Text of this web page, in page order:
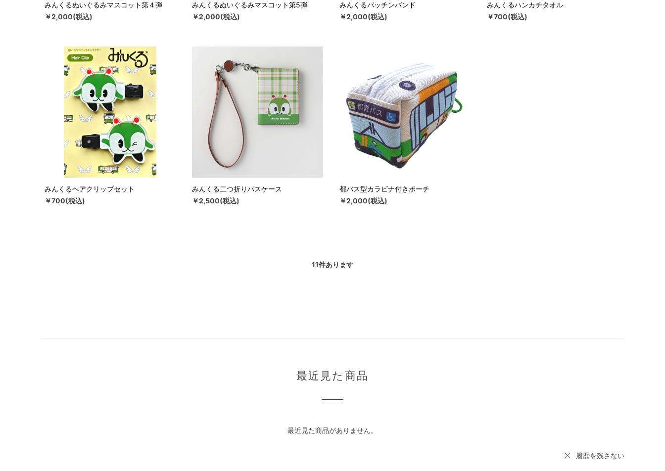
みんくるぬいぐるみマスコット第４弾
￥2,000(税込)
みんくるぬいぐるみマスコット第5弾
￥2,000(税込)
みんくるパッチンバンド
￥2,000(税込)
みんくるハンカチタオル
￥700(税込)
みんくるヘアクリップセット
￥700(税込)
みんくる二つ折りパスケース
￥2,500(税込)
都バス型カラビナ付きポーチ
￥2,000(税込)
11件あります
最近見た商品
最近見た商品がありません。
履歴を残さない